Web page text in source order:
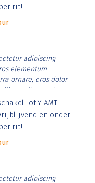
rit!
adipiscing
elementum
ornare, eros dolor
libero vitae erat.
id rutrum lorem
posuere.
of Y-AMT
en onder
rit!
adipiscing